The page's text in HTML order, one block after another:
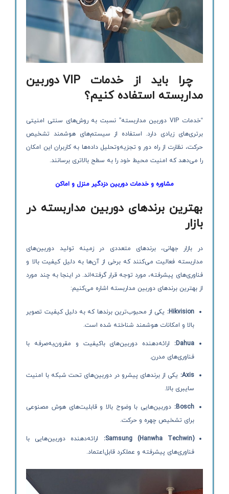
چرا باید از خدمات VIP دوربین
مداربسته استفاده کنیم؟
“خدمات VIP دوربین مداربسته” نسبت به روش‌های سنتی امنیتی
برتری‌های زیادی دارد. استفاده از سیستم‌های هوشمند تشخیص
حرکت، نظارت از راه دور و تجزیه‌وتحلیل داده‌ها به کاربران این امکان
را می‌دهد که امنیت محیط خود را به سطح بالاتری برسانند.
مشاوره و خدمات دوربین دزدگیر منزل و اماکن
بهترین برندهای دوربین مداربسته در
بازار
در بازار جهانی، برندهای متعددی در زمینه تولید دوربین‌های
مداربسته فعالیت می‌کنند که برخی از آن‌ها به دلیل کیفیت بالا و
فناوری‌های پیشرفته، مورد توجه قرار گرفته‌اند. در اینجا به چند مورد
از بهترین برندهای دوربین مداربسته اشاره می‌کنیم:
Hikvision: یکی از محبوب‌ترین برندها که به دلیل کیفیت تصویر
بالا و امکانات هوشمند شناخته شده است.
Dahua:
ارائه‌دهنده دوربین‌های باکیفیت و مقرون‌به‌صرفه با
فناوری‌های مدرن.
Axis: یکی از برندهای پیشرو در دوربین‌های تحت شبکه با امنیت
سایبری بالا.
Bosch: دوربین‌هایی با وضوح بالا و قابلیت‌های هوش مصنوعی
برای تشخیص چهره و حرکت.
Samsung (Hanwha Techwin):
ارائه‌دهنده دوربین‌هایی با
فناوری‌های پیشرفته و عملکرد قابل‌اعتماد.